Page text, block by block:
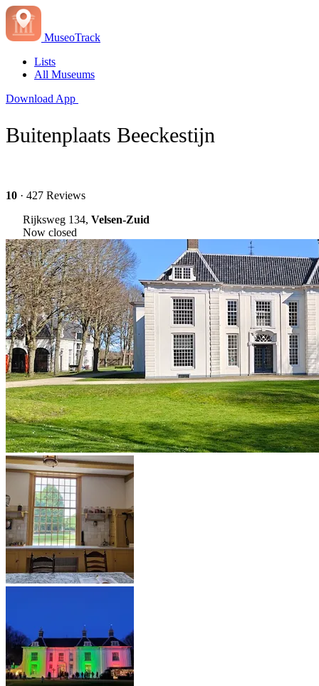
MuseoTrack
Lists
All Museums
Download App
Buitenplaats Beeckestijn
10 · 427 Reviews
Rijksweg 134, Velsen-Zuid
Now closed